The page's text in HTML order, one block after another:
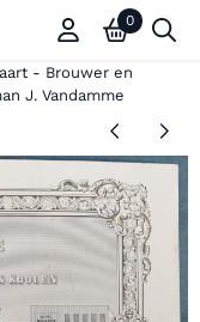
0
- Brouwer en
J. Vandamme